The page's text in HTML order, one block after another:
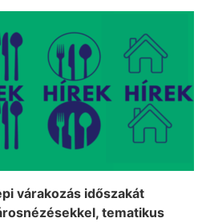
várakozás időszakát
tematikus